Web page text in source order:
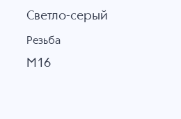
Светло-серый
Резьба
M16